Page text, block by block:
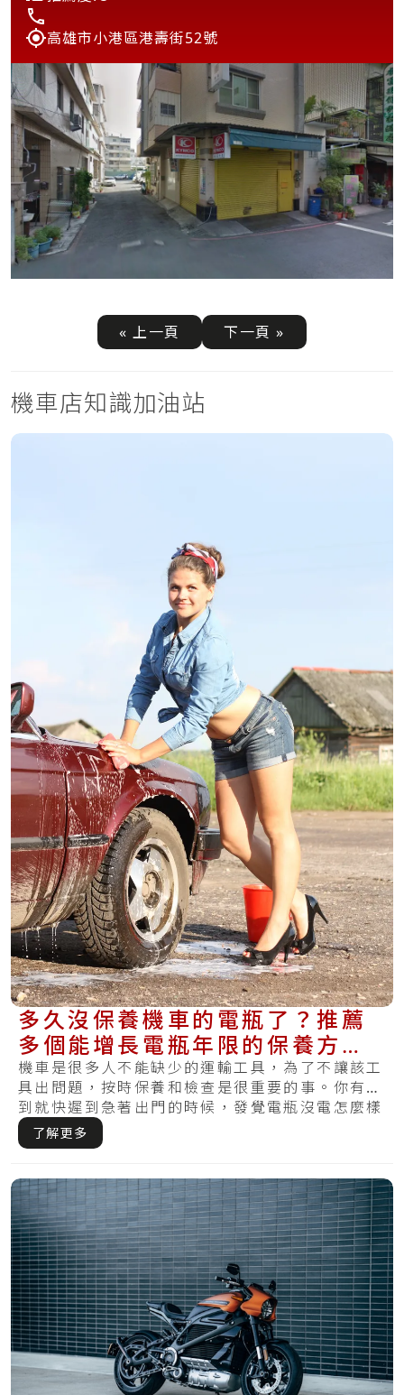
高雄市小港區港壽街52號
« 上一頁 下一頁 »
機車店知識加油站
多久沒保養機車的電瓶了？推薦
多個能增長電瓶年限的保養方
法，讓你發動更順暢
機車是很多人不能缺少的運輸工具，為了不讓該工
具出問題，按時保養和檢查是很重要的事。你有遇
到就快遲到急著出門的時候，發覺電瓶沒電怎麼樣
都無.....
了解更多